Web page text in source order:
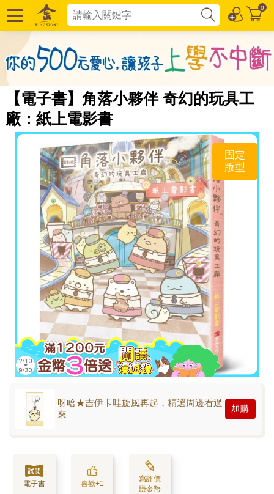
0
【電子書】角落小夥伴 奇幻的玩具工
廠：紙上電影書
固定
版型
呀哈★吉伊卡哇旋風再起，精選周邊看過
來
加購
電子書 喜歡+1
寫評價
賺金幣